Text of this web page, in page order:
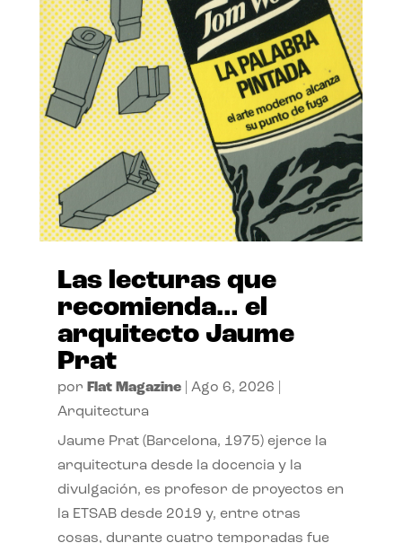
Las lecturas que
recomienda… el
arquitecto Jaume
Prat
por Flat Magazine| Ago 6, 2026
Arquitectura
Jaume Prat (Barcelona, 1975) ejerce la
arquitectura desde la docencia y la
divulgación, es profesor de proyectos en
la ETSAB desde 2019 y, entre otras
cosas, durante cuatro temporadas fue